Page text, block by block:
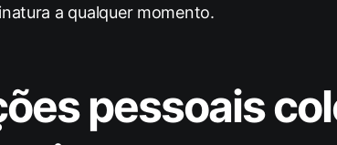
a qualquer momento.
pessoais